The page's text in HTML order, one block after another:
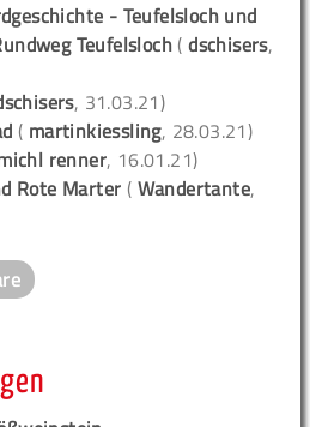
- Teufelsloch und
Teufelsloch (dschisers,
, 31.03.21)
( martinkiessling, 28.03.21)
renner, 16.01.21)
Rote Marter ( Wandertante,